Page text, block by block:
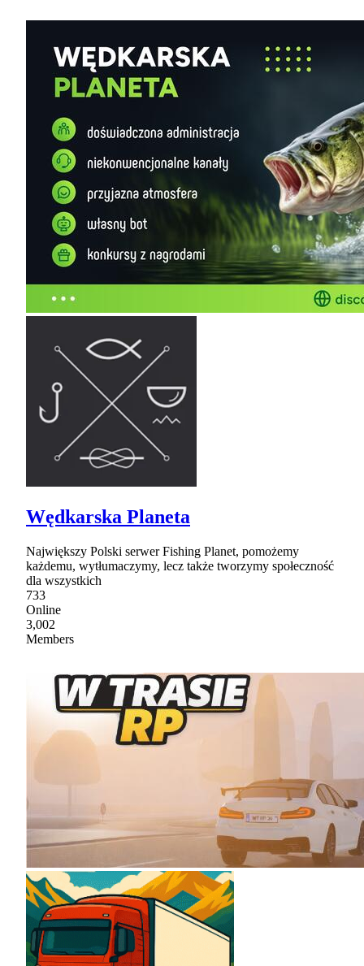
Wędkarska Planeta
Największy Polski serwer Fishing Planet, pomożemy
każdemu, wytłumaczymy, lecz także tworzymy społeczność
dla wszystkich
733
Online
3,002
Members